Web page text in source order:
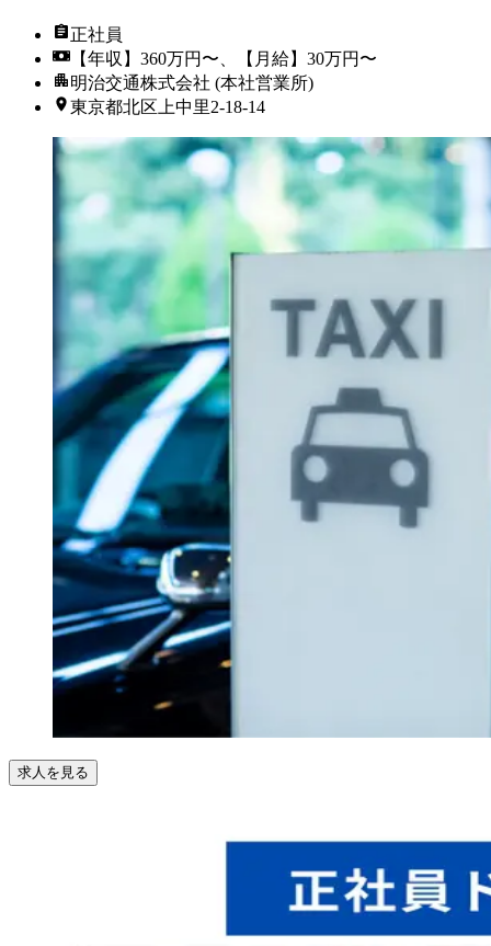
正社員
【年収】360万円〜、【月給】30万円〜
明治交通株式会社 (本社営業所)
東京都北区上中里2-18-14
求人を見る